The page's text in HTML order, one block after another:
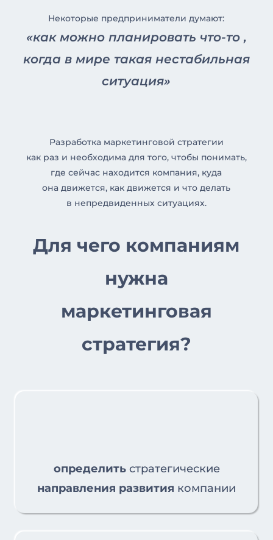
Некоторые предприниматели думают:
«как можно планировать что-то ,
когда в мире такая нестабильная
ситуация»
Разработка маркетинговой стратегии
как раз и необходима для того, чтобы понимать,
где сейчас находится компания, куда
она движется, как движется и что делать
в непредвиденных ситуациях.
Для чего компаниям
нужна
маркетинговая
стратегия?
определитьстратегические
направления развития компании